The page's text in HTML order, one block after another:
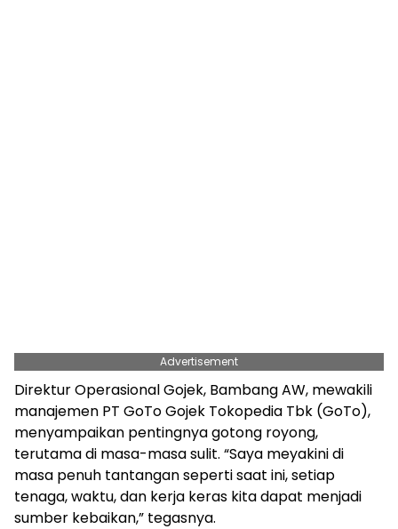
Advertisement
Direktur Operasional Gojek, Bambang AW, mewakili
manajemen PT GoTo Gojek Tokopedia Tbk (GoTo),
menyampaikan pentingnya gotong royong,
terutama di masa-masa sulit. “Saya meyakini di
masa penuh tantangan seperti saat ini, setiap
tenaga, waktu, dan kerja keras kita dapat menjadi
sumber kebaikan,” tegasnya.